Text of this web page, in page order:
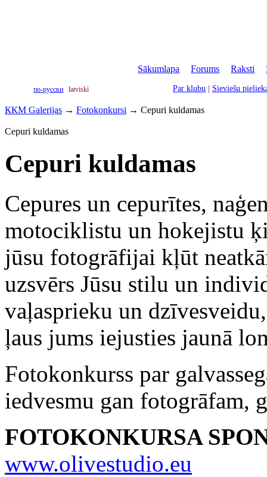
Sākumlapa |Forums |Raksti |
по-русски latviski Par klubu Sieviešu
ККМ Galerijas → Fotokonkursi → Cepuri kuldamas
Cepuri kuldamas
Cepuri kuldamas
Cepures un cepurītes,
motociklistu un hokejistu
jūsu fotogrāfijai kļūt
uzsvērs Jūsu stilu un
vaļasprieku un
ļaus jums iejusties jaunā
Fotokonkurss par
iedvesmu gan fotogrāfam,
FOTOKONKURSA
www.olivestudio.eu